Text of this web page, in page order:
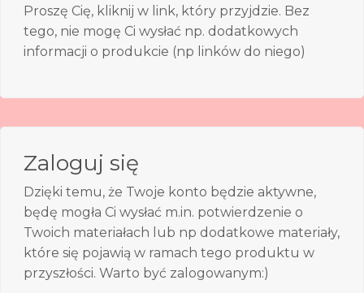
Proszę Cię, kliknij w link, który przyjdzie. Bez
tego, nie mogę Ci wysłać np. dodatkowych
informacji o produkcie (np linków do niego)
Zaloguj się
Dzięki temu, że Twoje konto będzie aktywne,
będę mogła Ci wysłać m.in. potwierdzenie o
Twoich materiałach lub np dodatkowe materiały,
które się pojawią w ramach tego produktu w
przyszłości. Warto być zalogowanym:)